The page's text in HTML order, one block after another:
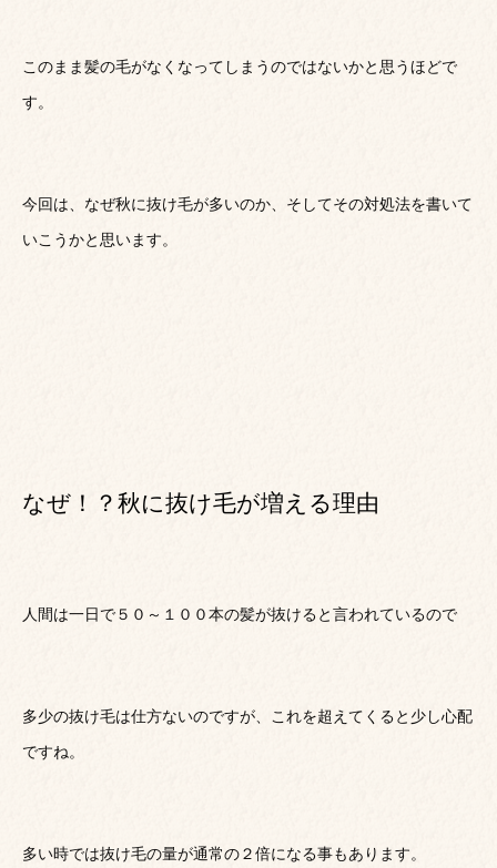
このまま髪の毛がなくなってしまうのではないかと思うほどで
す。
今回は、なぜ秋に抜け毛が多いのか、そしてその対処法を書いて
いこうかと思います。
なぜ！？秋に抜け毛が増える理由
人間は一日で５０～１００本の髪が抜けると言われているので
多少の抜け毛は仕方ないのですが、これを超えてくると少し心配
ですね。
多い時では抜け毛の量が通常の２倍になる事もあります。